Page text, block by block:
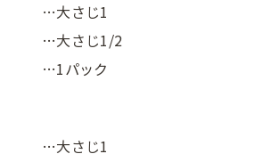
…大さじ1
…大さじ1/2
…1パック
…大さじ1